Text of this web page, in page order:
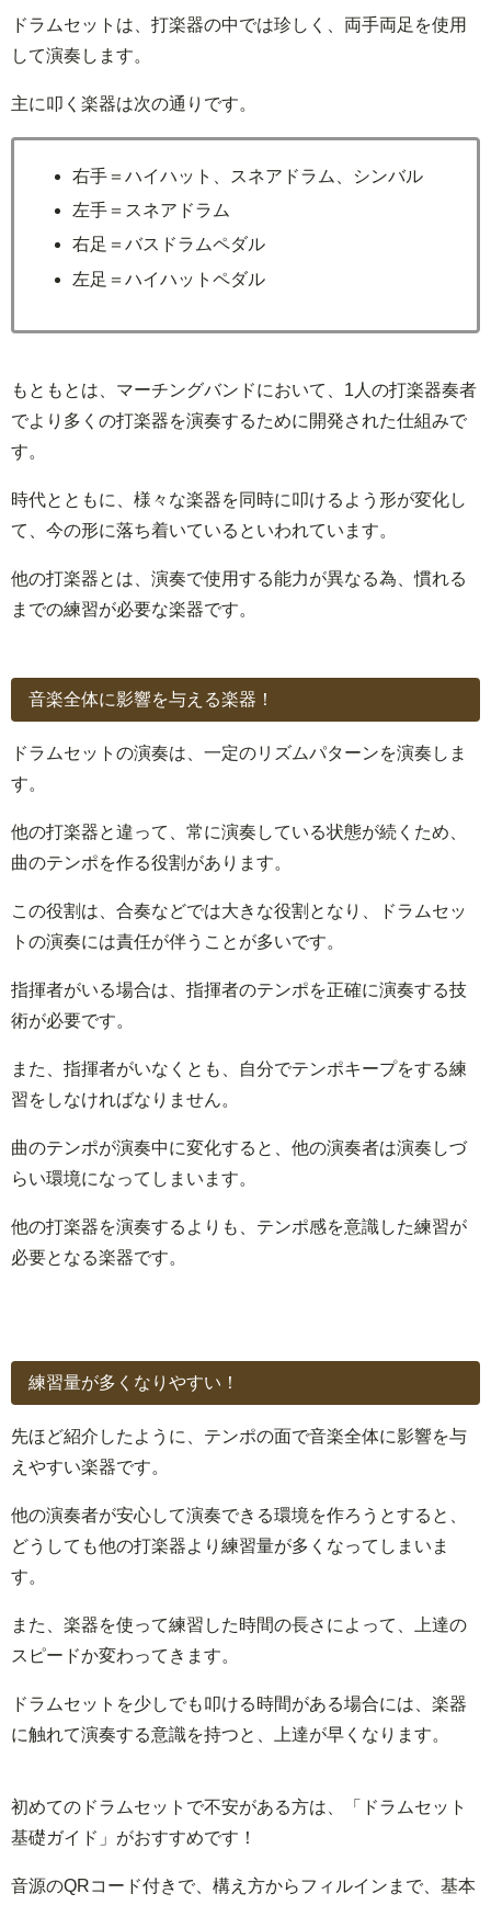
ドラムセットは、打楽器の中では珍しく、両手両足を使用
して演奏します。
主に叩く楽器は次の通りです。
右手＝ハイハット、スネアドラム、シンバル
左手＝スネアドラム
右足＝バスドラムペダル
左足＝ハイハットペダル
もともとは、マーチングバンドにおいて、1人の打楽器奏者
でより多くの打楽器を演奏するために開発された仕組みで
す。
時代とともに、様々な楽器を同時に叩けるよう形が変化し
て、今の形に落ち着いているといわれています。
他の打楽器とは、演奏で使用する能力が異なる為、慣れる
までの練習が必要な楽器です。
音楽全体に影響を与える楽器！
ドラムセットの演奏は、一定のリズムパターンを演奏しま
す。
他の打楽器と違って、常に演奏している状態が続くため、
曲のテンポを作る役割があります。
この役割は、合奏などでは大きな役割となり、ドラムセッ
トの演奏には責任が伴うことが多いです。
指揮者がいる場合は、指揮者のテンポを正確に演奏する技
術が必要です。
また、指揮者がいなくとも、自分でテンポキープをする練
習をしなければなりません。
曲のテンポが演奏中に変化すると、他の演奏者は演奏しづ
らい環境になってしまいます。
他の打楽器を演奏するよりも、テンポ感を意識した練習が
必要となる楽器です。
練習量が多くなりやすい！
先ほど紹介したように、テンポの面で音楽全体に影響を与
えやすい楽器です。
他の演奏者が安心して演奏できる環境を作ろうとすると、
どうしても他の打楽器より練習量が多くなってしまいま
す。
また、楽器を使って練習した時間の長さによって、上達の
スピードか変わってきます。
ドラムセットを少しでも叩ける時間がある場合には、楽器
に触れて演奏する意識を持つと、上達が早くなります。
初めてのドラムセットで不安がある方は、「ドラムセット
基礎ガイド」がおすすめです！
音源のQRコード付きで、構え方からフィルインまで、基本